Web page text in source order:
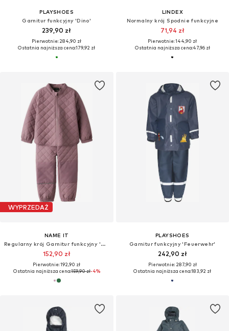
PLAYSHOES
Garnitur funkcyjny 'Dino'
239,90 zł
Pierwotnie: 284,90 zł
Ostatnia najniższa cena:179,92 zł
LINDEX
Normalny krój Spodnie funkcyjne
71,94 zł
Pierwotnie: 144,90 zł
Ostatnia najniższa cena:47,96 zł
WYPRZEDAŻ
NAME IT
Regularny krój Garnitur funkcyjny 'NMNChilly'
152,90 zł
Pierwotnie: 192,90 zł
Ostatnia najniższa cena:159,90 zł-4%
PLAYSHOES
Garnitur funkcyjny 'Feuerwehr'
242,90 zł
Pierwotnie: 287,90 zł
Ostatnia najniższa cena:183,92 zł